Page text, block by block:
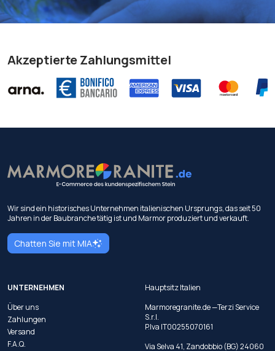
Akzeptierte Zahlungsmittel
Wir sind ein historisches Unternehmen italienischen Ursprungs, das seit 50
Jahren in der Baubranche tätig ist und Marmor produziert und verkauft.
Chatten Sie mit MIA
UNTERNEHMEN
Über uns
Zahlungen
Versand
F.A.Q.
Hauptsitz Italien
Marmoregranite.de —Terzi Service
S.r.l.
P.Iva IT00255070161
Via Selva 41, Zandobbio (BG) 24060